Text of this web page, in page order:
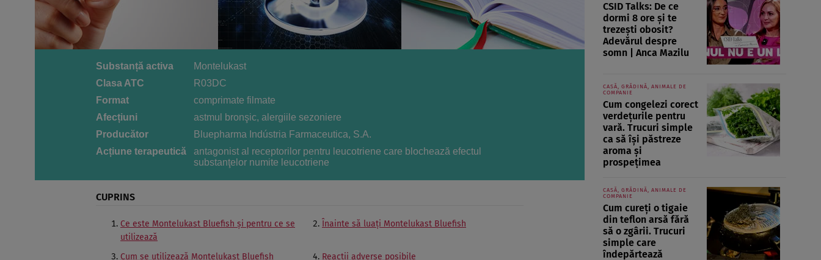
Substanță activa
Montelukast
Clasa ATC
R03DC
Format
comprimate filmate
Afecțiuni
astmul bronşic, alergiile sezoniere
Producător
Bluepharma Indústria Farmaceutica, S.A.
Acțiune terapeutică
antagonist al receptorilor pentru leucotriene care blochează efectul
substanţelor numite leucotriene
CUPRINS
Ce este Montelukast Bluefish şi pentru ce se
utilizează
Înainte să luaţi Montelukast Bluefish
Cum se utilizează Montelukast Bluefish
Reacţii adverse posibile
CSID Talks: De ce
dormi 8 ore și te
trezești obosit?
Adevărul despre
somn | Anca Mazilu
CASĂ, GRĂDINĂ, ANIMALE DE
COMPANIE
Cum congelezi corect
verdețurile pentru
vară. Trucuri simple
ca să își păstreze
aroma și
prospețimea
CASĂ, GRĂDINĂ, ANIMALE DE
COMPANIE
Cum cureți o tigaie
din teflon arsă fără
să o zgârii. Trucuri
simple care
îndepărtează